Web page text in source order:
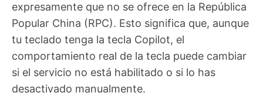
expresamente que no se ofrece en la República
Popular China (RPC). Esto significa que, aunque
tu teclado tenga la tecla Copilot, el
comportamiento real de la tecla puede cambiar
si el servicio no está habilitado o si lo has
desactivado manualmente.